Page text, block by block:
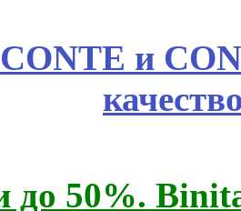
и
до 50%.